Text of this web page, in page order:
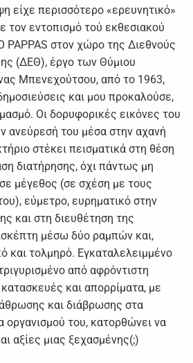
είχε περισσότερο «ερευνητικό»
εντοπισμό τού εκθεσιακού
PAPPAS στον χώρο της Διεθνούς
(ΔΕΘ), έργο των Θύμιου
Μπενεχούτσου, από το 1963,
και μου προκαλούσε,
Οι δορυφορικές εικόνες του
ανεύρεσή του μέσα στην αχανή
στέκει πεισματικά στη θέση
διατήρησης, όχι πάντως μη
μέγεθος (σε σχέση με τους
εύμετρο, ευρηματικό στην
και στη διευθέτηση της
μέσω δύο ραμπών και,
και τολμηρό. Εγκαταλελειμμένο
από αφρόντιστη
και απορρίματα, με
και διάβρωσης στα
οργανισμού του, κατορθώνει να
αξίες μιας ξεχασμένης(;)